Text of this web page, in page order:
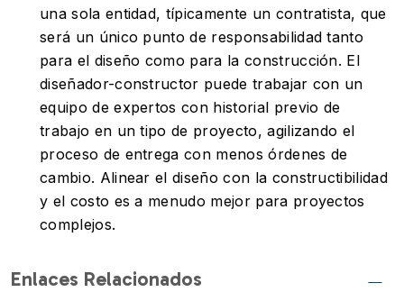
una sola entidad, típicamente un contratista, que
será un único punto de responsabilidad tanto
para el diseño como para la construcción. El
diseñador-constructor puede trabajar con un
equipo de expertos con historial previo de
trabajo en un tipo de proyecto, agilizando el
proceso de entrega con menos órdenes de
cambio. Alinear el diseño con la constructibilidad
y el costo es a menudo mejor para proyectos
complejos.
Enlaces Relacionados